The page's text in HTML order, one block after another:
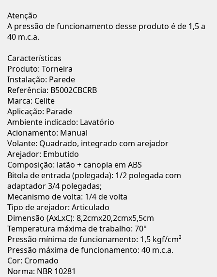
Atenção
A pressão de funcionamento desse produto é de 1,5 a
40 m.c.a.
Características
Produto: Torneira
Instalação: Parede
Referência: B5002CBCRB
Marca: Celite
Aplicação: Parade
Ambiente indicado: Lavatório
Acionamento: Manual
Volante: Quadrado, integrado com arejador
Arejador: Embutido
Composição: latão + canopla em ABS
Bitola de entrada (polegada): 1/2 polegada com
adaptador 3/4 polegadas;
Mecanismo de volta: 1/4 de volta
Tipo de arejador: Articulado
Dimensão (AxLxC): 8,2cmx20,2cmx5,5cm
Temperatura máxima de trabalho: 70°
Pressão mínima de funcionamento: 1,5 kgf/cm²
Pressão máxima de funcionamento: 40 m.c.a.
Cor: Cromado
Norma: NBR 10281